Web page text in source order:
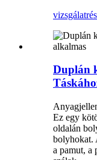
vizsgálat
Duplán
Ez egy
oldalán
bolyhokat.
a pamut, a